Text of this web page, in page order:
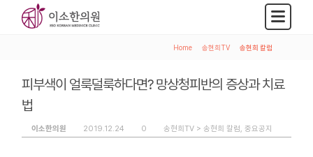
Home 송현희TV 송현희 칼럼
피부색이 얼룩덜룩하다면? 망상청피반의 증상과 치료
법
이소한의원 2019.12.24 0 송현희TV >송현희 칼럼, 중요공지